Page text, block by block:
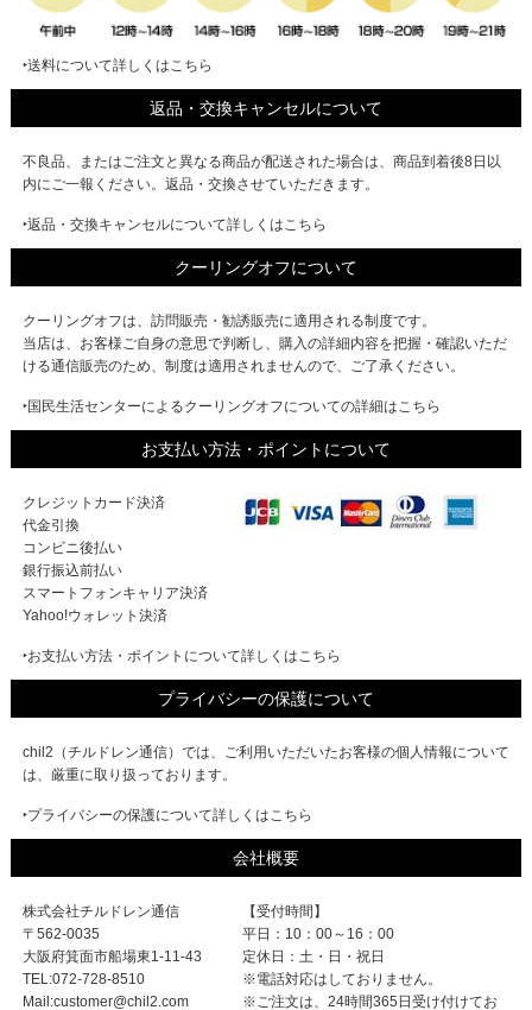
‣送料について詳しくはこちら
返品・交換キャンセルについて
不良品、またはご注文と異なる商品が配送された場合は、商品到着後8日以
内にご一報ください。返品・交換させていただきます。
‣返品・交換キャンセルについて詳しくはこちら
クーリングオフについて
クーリングオフは、訪問販売・勧誘販売に適用される制度です。
当店は、お客様ご自身の意思で判断し、購入の詳細内容を把握・確認いただ
ける通信販売のため、制度は適用されませんので、ご了承ください。
‣国民生活センターによるクーリングオフについての詳細はこちら
お支払い方法・ポイントについて
クレジットカード決済
代金引換
コンビニ後払い
銀行振込前払い
スマートフォンキャリア決済
Yahoo!ウォレット決済
‣お支払い方法・ポイントについて詳しくはこちら
プライバシーの保護について
chil2（チルドレン通信）では、ご利用いただいたお客様の個人情報について
は、厳重に取り扱っております。
‣プライバシーの保護について詳しくはこちら
会社概要
株式会社チルドレン通信
〒562-0035
大阪府箕面市船場東1-11-43
TEL:072-728-8510
Mail:customer@chil2.com
【受付時間】
平日：10：00～16：00
定休日：土・日・祝日
※電話対応はしておりません。
※ご注文は、24時間365日受け付けてお